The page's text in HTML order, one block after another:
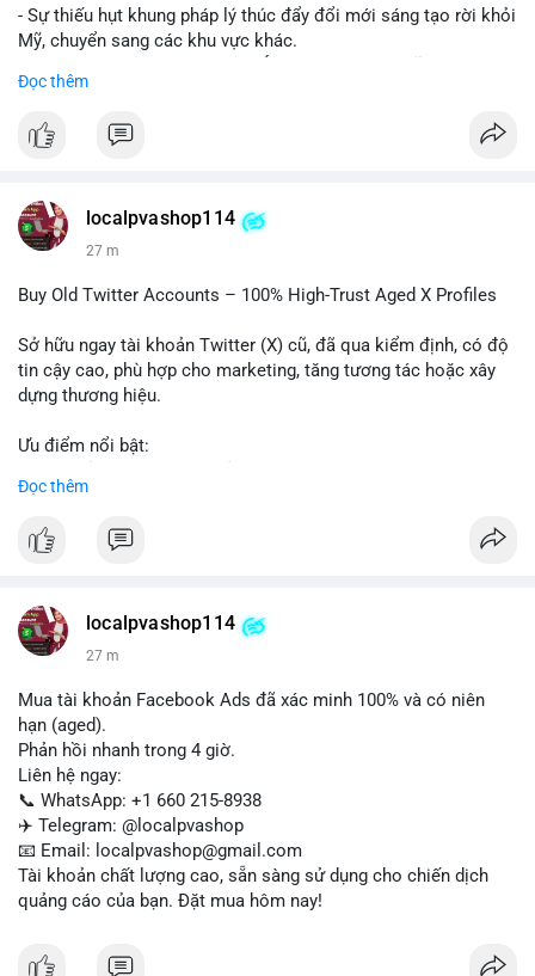
- Sự thiếu hụt khung pháp lý thúc đẩy đổi mới sáng tạo rời khỏi
Mỹ, chuyển sang các khu vực khác.
trường khi Mỹ còn đang lúng túng về luật pháp.
#binancesquare #blockchain
#vlikevn #titanbot
📰 Nguồn: Cointelegraph
Đọc thêm
localpvashop114
27 m
Buy Old Twitter Accounts – 100% High-Trust Aged X Profiles
Sở hữu ngay tài khoản Twitter (X) cũ, đã qua kiểm định, có độ
tin cậy cao, phù hợp cho marketing, tăng tương tác hoặc xây
dựng thương hiệu.
Ưu điểm nổi bật:
- Hồ sơ hoàn chỉnh, giảm nguy cơ bị khóa
✈️ Telegram: @localpvashop
📧 Email: localpvashop@gmail.com
Đọc thêm
localpvashop114
27 m
Mua tài khoản Facebook Ads đã xác minh 100% và có niên
hạn (aged).
Phản hồi nhanh trong 4 giờ.
Liên hệ ngay:
📞 WhatsApp: +1 660 215-8938
✈️ Telegram: @localpvashop
📧 Email: localpvashop@gmail.com
Tài khoản chất lượng cao, sẵn sàng sử dụng cho chiến dịch
quảng cáo của bạn. Đặt mua hôm nay!